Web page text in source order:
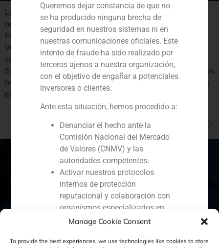
Manage Cookie Consent
To provide the best experiences, we use technologies like cookies to store
La revista británica Finance Monthly ha premiado la
operación liderada por Javier Herrero, socio de GBS
Finance, de adquisición por parte de HIG Capital de
Vértice 360 Servicios Audiovisuales como una de las
cuatro mejores operaciones que han tenido lugar en
España en 2013. Los premios de esta revista repasan las
mejores operaciones M&A que se han producido en todo
el mundo.
Portugal Colombia
Ecuador Perú Chile China
Queremos dejar constancia de que no
se ha producido ninguna brecha de
seguridad en nuestros sistemas ni en
nuestras comunicaciones oficiales. Este
intento de fraude ha sido realizado por
terceros ajenos a nuestra organización,
con el objetivo de engañar a potenciales
inversores o clientes.
Ante esta situación, hemos procedido a:
Denunciar el hecho ante la
Comisión Nacional del Mercado
de Valores (CNMV) y las
autoridades competentes.
Activar nuestros protocolos
internos de protección
reputacional y colaboración con
organismos especializados en
ciberseguridad.
clientes, colaboradores y al público en